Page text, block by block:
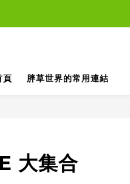
頁 胖草世界的常用連結
大集合